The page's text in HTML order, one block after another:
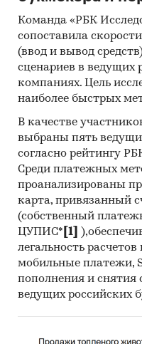
Команда «РБК
сопоставила
(ввод и вывод
сценариев в ведущих
компаниях. Цель
наиболее быстрых
В качестве
выбраны пять
согласно рейтингу
Среди платежных
проанализированы
карта, привязанный
(собственный
ЦУПИС* [1]
легальность
мобильные платежи,
пополнения и снятия
ведущих российских